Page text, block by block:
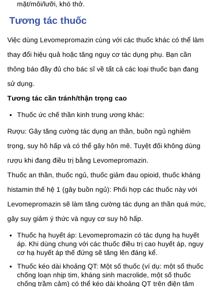
mặt/môi/lưỡi, khó thở.
Tương tác thuốc
Việc dùng Levomepromazin cùng với các thuốc khác có thể làm
thay đổi hiệu quả hoặc tăng nguy cơ tác dụng phụ. Bạn cần
thông báo đầy đủ cho bác sĩ về tất cả các loại thuốc bạn đang
sử dụng.
Tương tác cần tránh/thận trọng cao
Thuốc ức chế thần kinh trung ương khác:
Rượu: Gây tăng cường tác dụng an thần, buồn ngủ nghiêm
trọng, suy hô hấp và có thể gây hôn mê. Tuyệt đối không dùng
rượu khi đang điều trị bằng Levomepromazin.
Thuốc an thần, thuốc ngủ, thuốc giảm đau opioid, thuốc kháng
histamin thế hệ 1 (gây buồn ngủ): Phối hợp các thuốc này với
Levomepromazin sẽ làm tăng cường tác dụng an thần quá mức,
gây suy giảm ý thức và nguy cơ suy hô hấp.
Thuốc hạ huyết áp: Levomepromazin có tác dụng hạ huyết
áp. Khi dùng chung với các thuốc điều trị cao huyết áp, nguy
cơ hạ huyết áp thế đứng sẽ tăng lên đáng kể.
Thuốc kéo dài khoảng QT: Một số thuốc (ví dụ: một số thuốc
chống loạn nhịp tim, kháng sinh macrolide, một số thuốc
chống trầm cảm) có thể kéo dài khoảng QT trên điện tâm